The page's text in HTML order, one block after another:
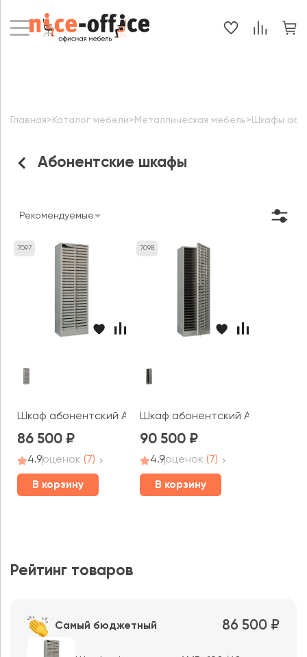
Абонентские шкафы
Главная> Каталог мебели> Металлическая мебель> Шкафы
Рекомендуемые
7097
Шкаф абонентский AMB-180/60
86 500
4.9оценок (7)
В корзину
7098
Шкаф абонентский AMB-180/
90 500
4.9оценок (7)
В корзину
Рейтинг товаров
Самый бюджетный 86 500 ₽